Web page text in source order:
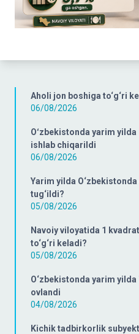
Aholi jon boshiga to‘g‘ri
06/08/2026
Oʻzbekistonda yarim
ishlab chiqarildi
06/08/2026
Yarim yilda
tug‘ildi?
05/08/2026
Navoiy viloyatida 1
to‘g‘ri keladi?
05/08/2026
O‘zbekistonda yarim
ovlandi
04/08/2026
Kichik tadbirkorlik